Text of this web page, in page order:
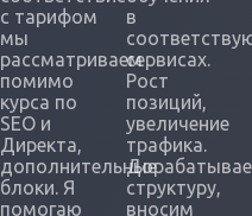
с тарифом
мы
рассматриваем
помимо
курса по
SEO и
Директа,
дополнительные
блоки. Я
помогаю
в
сервисах.
Рост
позиций,
увеличение
трафика.
структуру,
вносим